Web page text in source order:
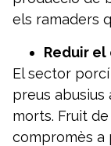
els ramaders
Reduir
El sector
preus abusius
morts. Fruit de
compromès a